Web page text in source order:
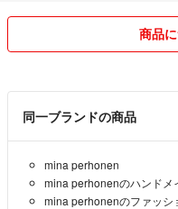
主に普通郵便として送ります
予めご了承くださいm(__)m
ノークレームノーリターンで
商品
同一ブランドの商品
mina perhonen
mina perhonenのハンドメ
mina perhonenのファッシ